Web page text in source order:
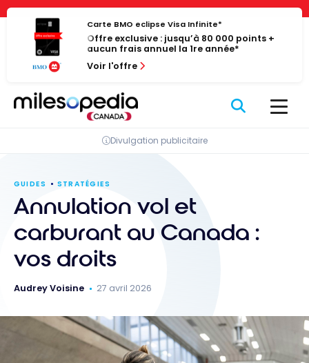
Panneau de gestion des cookies
Passer
contenu
Carte BMO eclipse Visa Infinite*
Offre exclusive : jusqu’à 80 000 points +
aucun frais annuel la 1re année*
Voir l'offre
Divulgation publicitaire
GUIDES STRATÉGIES
Annulation vol et
carburant au Canada :
vos droits
Audrey Voisine 27 avril 2026